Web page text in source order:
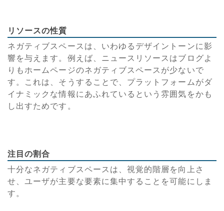
リソースの性質
ネガティブスペースは、いわゆるデザイントーンに影
響を与えます。例えば、ニュースリソースはブログよ
りもホームページのネガティブスペースが少ないで
す。これは、そうすることで、プラットフォームがダ
イナミックな情報にあふれているという雰囲気をかも
し出すためです。
注目の割合
十分なネガティブスペースは、視覚的階層を向上さ
せ、ユーザが主要な要素に集中することを可能にしま
す。